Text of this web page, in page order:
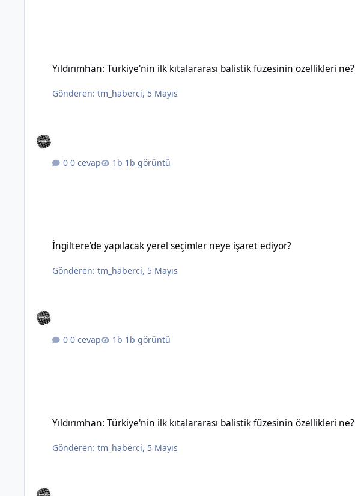
Yıldırımhan: Türkiye'nin ilk kıtalararası balistik füzesinin özellikleri ne?
Gönderen:tm_haberci, 5 Mayıs
0 cevap 1b görüntü
İngiltere'de yapılacak yerel seçimler neye işaret ediyor?
Gönderen:tm_haberci, 5 Mayıs
0 cevap 1b görüntü
Yıldırımhan: Türkiye'nin ilk kıtalararası balistik füzesinin özellikleri ne?
Gönderen:tm_haberci, 5 Mayıs